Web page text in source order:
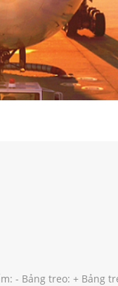
- Bảng treo: + Bảng